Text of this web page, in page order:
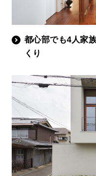
都心部でも4人家
くり